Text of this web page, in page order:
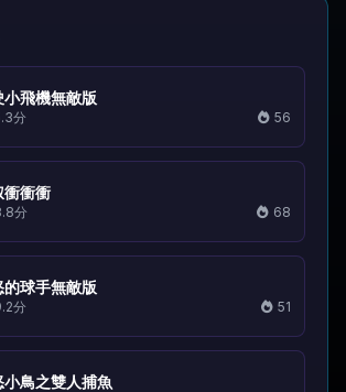
小飛機無敵版
分 56
衝衝衝
分 68
的球手無敵版
分 51
小鳥之雙人捕魚